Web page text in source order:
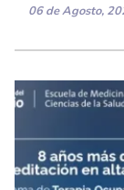
06 de Agosto,